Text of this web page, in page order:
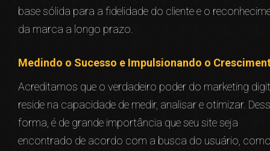
base sólida para a fidelidade do cliente e o
da marca a longo prazo.
Medindo o Sucesso e Impulsionando o
Acreditamos que o verdadeiro poder do marketing
reside na capacidade de medir, analisar e otimizar.
forma, é de grande importância que seu site seja
encontrado de acordo com a busca do usuário,